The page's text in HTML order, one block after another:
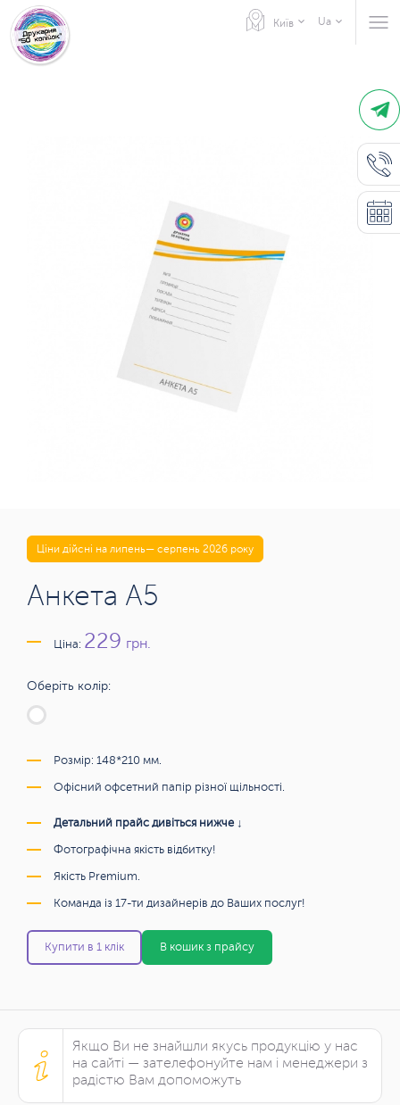
Київ Ua
Ціни дійсні на липень— серпень 2026 року
Анкета А5
Ціна: 229 грн.
Оберіть колір:
Розмір: 148*210 мм.
Офісний офсетний папір різної щільності.
Детальний прайс дивіться нижче ↓
Фотографічна якість відбитку!
Якість Premium.
Команда із 17-ти дизайнерів до Ваших послуг!
Купити в 1 клік В кошик з прайсу
Якщо Ви не знайшли якусь продукцію у нас
на сайті — зателефонуйте нам і менеджери з
радістю Вам допоможуть